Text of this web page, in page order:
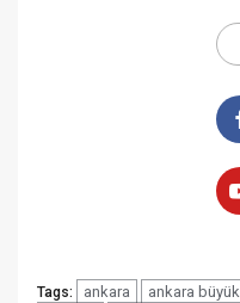
Tags: ankara ankara